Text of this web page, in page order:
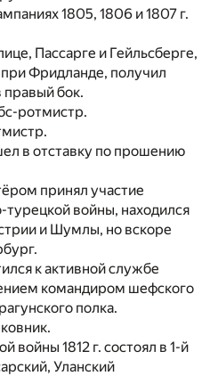
1805, 1806 и 1807 г.
Пассарге и Гейльсберге,
Фридланде, получил
бок.
ротмистр.
в отставку по прошению
принял участие
турецкой войны, находился
и Шумлы, но вскоре
к активной службе
командиром шефского
полка.
войны 1812 г. состоял в 1-й
Уланский